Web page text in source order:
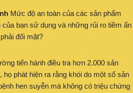
Mức độ an toàn của các sản phẩm
bạn sử dụng và những rủi ro tiềm ẩn
đối mặt?
tiến hành điều tra hơn 2.000 sản
phát hiện ra rằng khói do một số sản
hen suyễn mà không có triệu chứng